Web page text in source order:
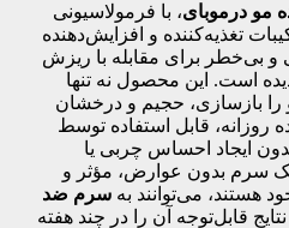
مو درموبای، با فرمولاسیونی
تغذیه‌کننده و افزایش‌دهنده
بی‌خطر برای مقابله با ریزش
است. این محصول نه تنها
را بازسازی، حجیم و درخشان
قابل استفاده توسط
ایجاد احساس چربی یا
یک سرم بدون عوارض، مؤثر و
هستند، می‌توانند به سرم ضد
نتایج قابل‌توجه آن را در چند هفته